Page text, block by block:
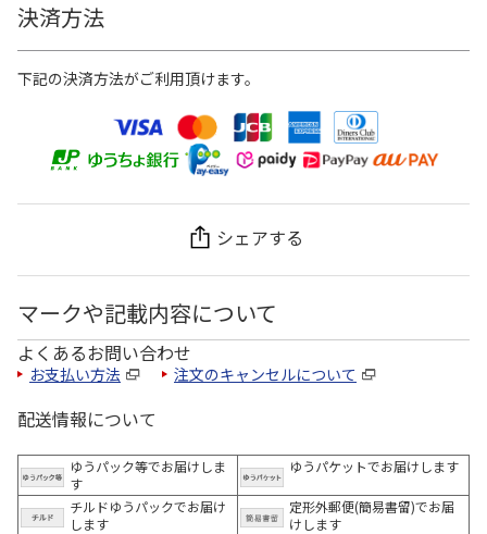
決済方法
下記の決済方法がご利用頂けます。
シェアする
マークや記載内容について
よくあるお問い合わせ
お支払い方法 注文のキャンセルについて
配送情報について
ゆうパック等でお届けしま
す
ゆうパケットでお届けします
チルドゆうパックでお届け
します
定形外郵便(簡易書留)でお届
けします